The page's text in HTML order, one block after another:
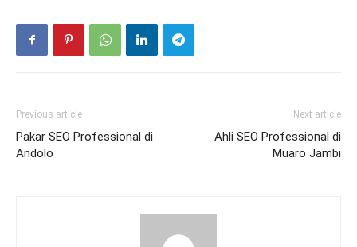
Previous article
Pakar SEO Professional di
Andolo
Next article
Ahli SEO Professional di
Muaro Jambi